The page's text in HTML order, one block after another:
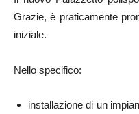
Grazie, è praticamente
iniziale.
Nello specifico:
installazione di un